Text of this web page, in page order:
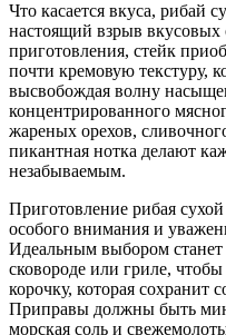
Что касается вкуса, рибай
настоящий взрыв
приготовления, стейк
почти кремовую текстуру,
высвобождая волну
концентрированного
жареных орехов,
пикантная нотка делают
незабываемым.
Приготовление рибая
особого внимания и
Идеальным выбором станет
сковороде или гриле,
корочку, которая сохранит
Приправы должны быть
морская соль и